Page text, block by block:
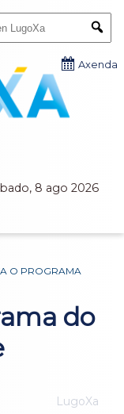
8 ago 2026
Axenda
O PROGRAMA
do
LugoXa